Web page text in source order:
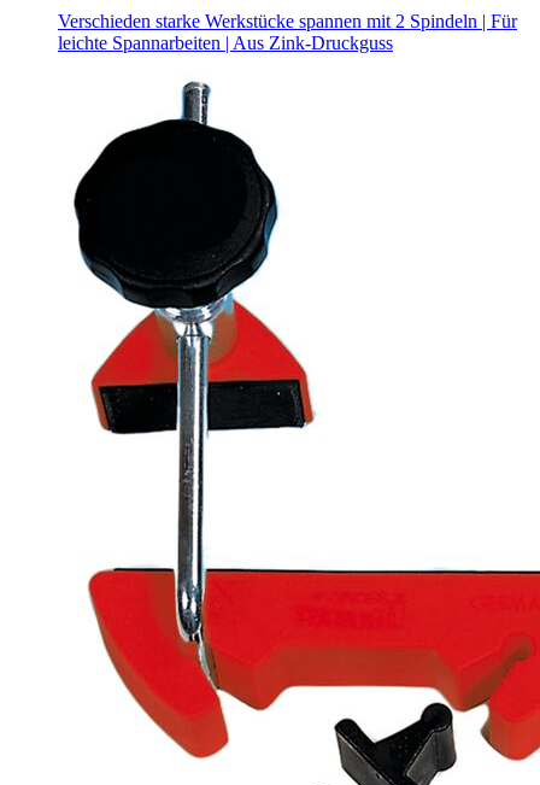
Verschieden starke Werkstücke spannen mit 2 Spindeln | Für
leichte Spannarbeiten | Aus Zink-Druckguss